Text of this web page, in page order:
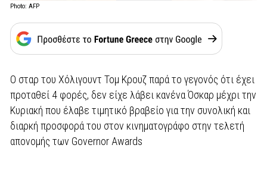
Photo: AFP
Ο σταρ του Χόλιγουντ Τομ Κρουζ παρά το γεγονός ότι έχει
προταθεί 4 φορές, δεν είχε λάβει κανένα Όσκαρ μέχρι την
Κυριακή που έλαβε τιμητικό βραβείο για την συνολική και
διαρκή προσφορά του στον κινηματογράφο στην τελετή
απονομής των Governor Awards